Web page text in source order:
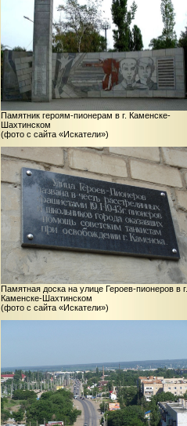
Памятник героям-пионерам в г. Каменске-
Шахтинском
(фото с сайта «Искатели»)
Памятная доска на улице Героев-пионеров в г.
Каменске-Шахтинском
(фото с сайта «Искатели»)